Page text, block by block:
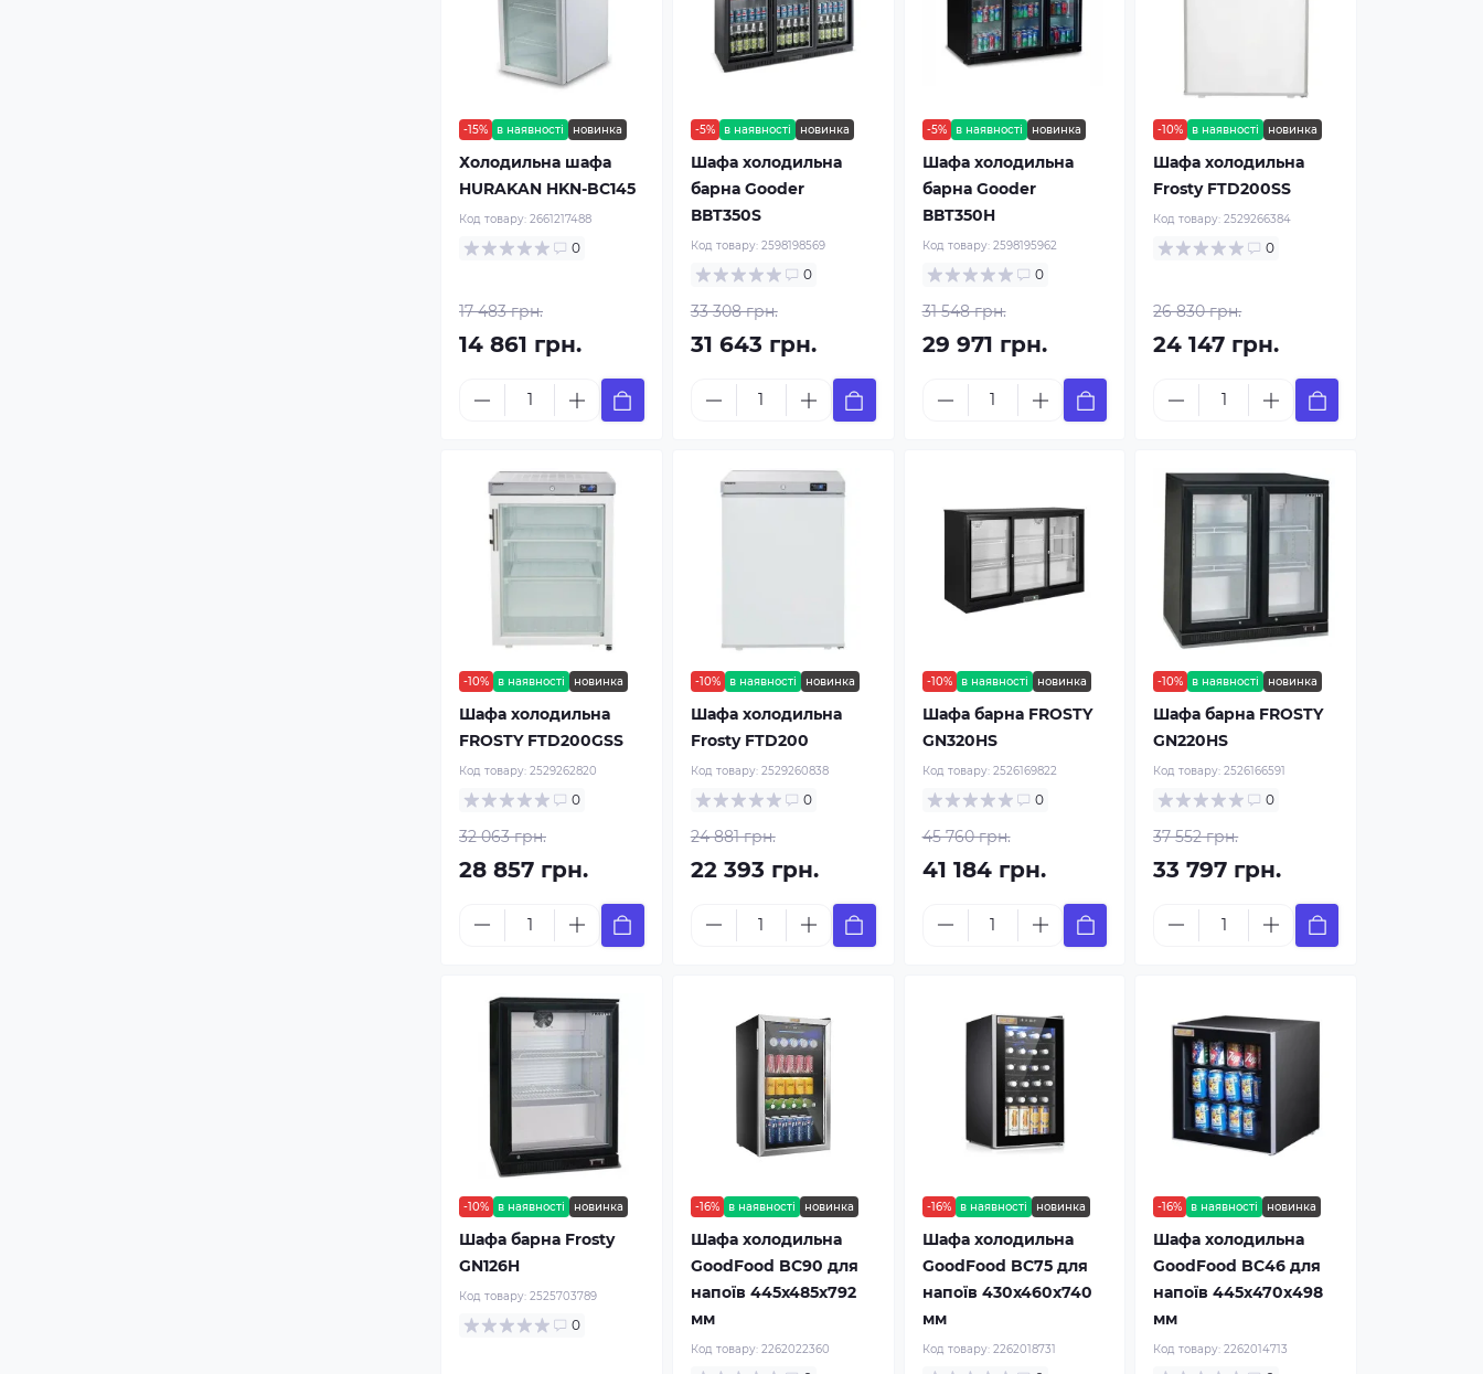
-15% в наявності новинка
Холодильна шафа
HURAKAN HKN-BC145
Код товару: 2661217488
0
17 483 грн.
14 861 грн.
-5% в наявності новинка
Шафа холодильна
барна Gooder
ВВT350S
Код товару: 2598198569
0
33 308 грн.
31 643 грн.
-5% в наявності новинка
Шафа холодильна
барна Gooder
ВВT350H
Код товару: 2598195962
0
31 548 грн.
29 971 грн.
-10% в наявності новинка
Шафа холодильна
Frosty FTD200SS
Код товару:2529266384
0
26 830 грн.
24 147 грн.
-10% в наявності новинка
Шафа холодильна
FROSTY FTD200GSS
Код товару: 2529262820
0
32 063 грн.
28 857 грн.
-10% в наявності новинка
Шафа холодильна
Frosty FTD200
Код товару: 2529260838
0
24 881 грн.
22 393 грн.
-10% в наявності новинка
Шафа барна FROSTY
GN320HS
Код товару: 2526169822
0
45 760 грн.
41 184 грн.
-10% в наявності новинка
Шафа барна FROSTY
GN220HS
Код товару:2526166591
0
37 552 грн.
33 797 грн.
-10% в наявності новинка
Шафа барна Frosty
GN126H
Код товару: 2525703789
0
-16% в наявності новинка
Шафа холодильна
GoodFood BC90 для
напоїв 445x485x792
мм
Код товару: 2262022360
-16% в наявності новинка
Шафа холодильна
GoodFood BC75 для
напоїв 430x460x740
мм
Код товару: 2262018731
-16% в наявності новинка
Шафа холодильна
GoodFood BC46 для
напоїв 445х470х498
мм
Код товару:2262014713